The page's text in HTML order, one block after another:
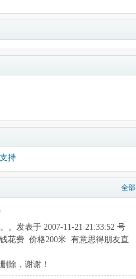
持
全部
。发表于 2007-11-21 21:33:52 号
花费 价格200米 有意思得朋友直
除，谢谢！